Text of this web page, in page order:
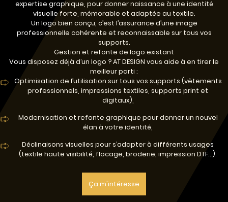
expertise graphique, pour donner naissance à une identité
visuelle forte, mémorable et adaptée au textile.
Un logo bien conçu, c’est l’assurance d’une image
professionnelle cohérente et reconnaissable sur tous vos
supports.
Gestion et refonte de logo existant
Vous disposez déjà d’un logo ? AT DESIGN vous aide à en tirer le
meilleur parti :
Optimisation de l’utilisation sur tous vos supports (vêtements
professionnels, impressions textiles, supports print et
digitaux),
Modernisation et refonte graphique pour donner un nouvel
élan à votre identité,
Déclinaisons visuelles pour s’adapter à différents usages
(textile haute visibilité, flocage, broderie, impression DTF…).
Ça m'intéresse